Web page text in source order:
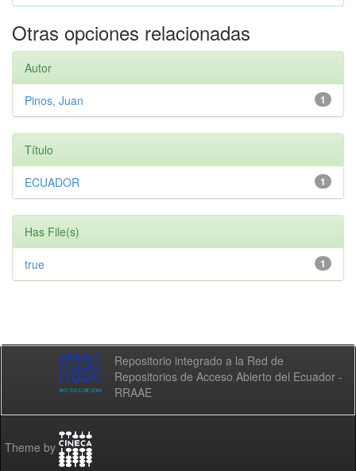
Otras opciones relacionadas
Autor
1
Pinos, Juan
Título
1
ECUADOR
Has File(s)
1
true
Repositorio integrado a la Red de
Repositorios de Acceso Abierto del Ecuador -
RRAAE
Theme by